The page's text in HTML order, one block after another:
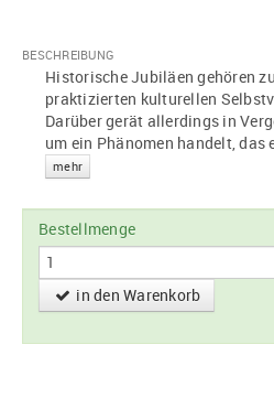
BESCHREIBUNG
Historische Jubiläen gehören
praktizierten kulturellen
Darüber gerät allerdings in
um ein Phänomen handelt, das
mehr
Bestellmenge
in den Warenkorb